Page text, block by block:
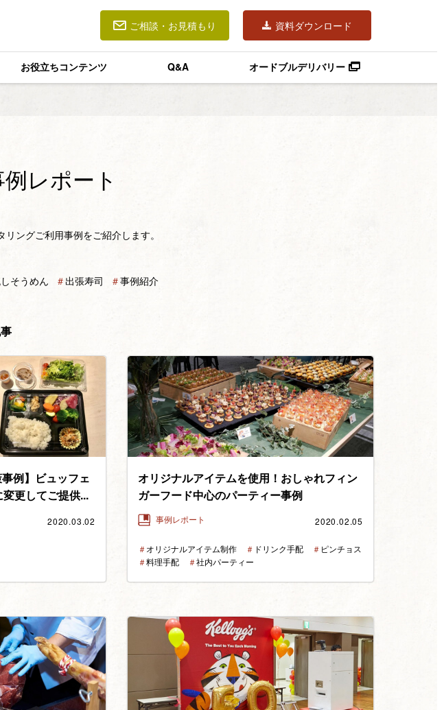
ご相談・お見積もり 資料ダウンロード
お役立ちコンテンツ Q&A オードブルデリバリー
レポート
ングご利用事例をご紹介します。
そうめん ＃出張寿司 ＃事例紹介
例】ビュッフェ
更してご提供...
2020.03.02
オリジナルアイテムを使用！おしゃれフィン
ガーフード中心のパーティー事例
事例レポート 2020.02.05
＃オリジナルアイテム制作 ＃ ドリンク手配 ＃ ピンチョス
＃料理手配 ＃社内パーティー